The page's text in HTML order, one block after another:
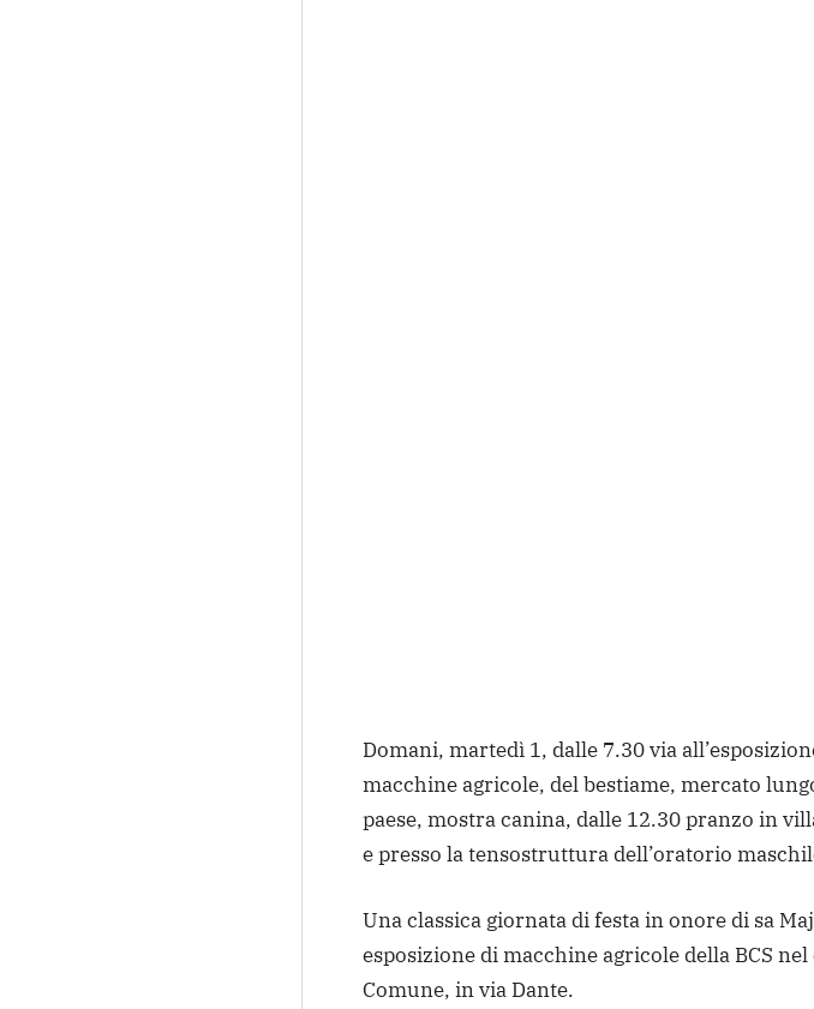
Domani, martedì 1, dalle 7.30 via
macchine agricole, del bestiame, mercato
paese, mostra canina, dalle 12.30 pranzo in
e presso la tensostruttura dell’oratorio
Una classica giornata di festa in onore di sa
esposizione di macchine agricole della BCS
Comune, in via Dante.